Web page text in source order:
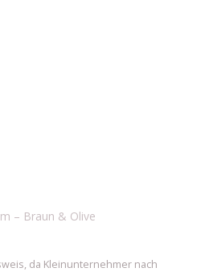
– Braun & Olive
da Kleinunternehmer nach